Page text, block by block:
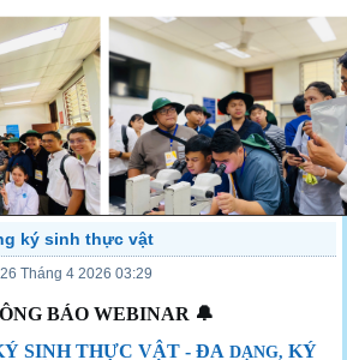
Bảo vệ thực vật 2025
ký sinh thực vật
Tháng 4 2026 03:29
BÁO WEBINAR 🔔
SINH THỰC VẬT - ĐA DẠNG, KÝ